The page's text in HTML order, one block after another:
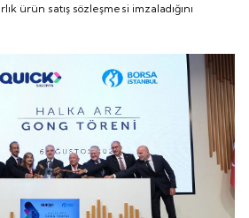
ürün satış sözleşmesi imzaladığını